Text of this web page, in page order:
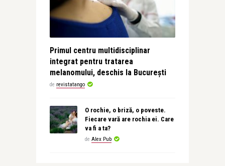
Primul centru multidisciplinar
integrat pentru tratarea
melanomului, deschis la București
de revistatango
O rochie, o briză, o poveste.
Fiecare vară are rochia ei. Care
va fi a ta?
de Alex Pub